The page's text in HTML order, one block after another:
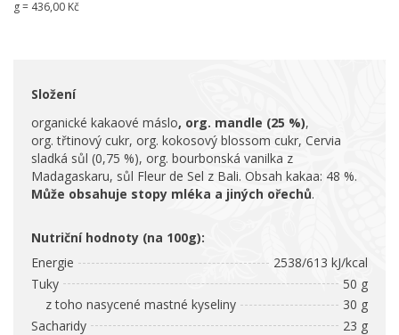
g = 436,00 Kč
Složení
organické kakaové máslo, org. mandle (25 %),
org. třtinový cukr, org. kokosový blossom cukr, Cervia
sladká sůl (0,75 %), org. bourbonská vanilka z
Madagaskaru, sůl Fleur de Sel z Bali. Obsah kakaa: 48 %.
Může obsahuje stopy mléka a jiných ořechů.
Nutriční hodnoty (na 100g):
Energie
2538/613 kJ/kcal
Tuky
50 g
z toho nasycené mastné kyseliny
30 g
Sacharidy
23 g